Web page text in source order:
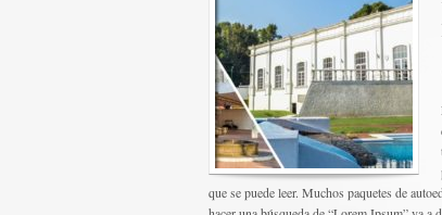
que se puede leer. Muchos paquetes de